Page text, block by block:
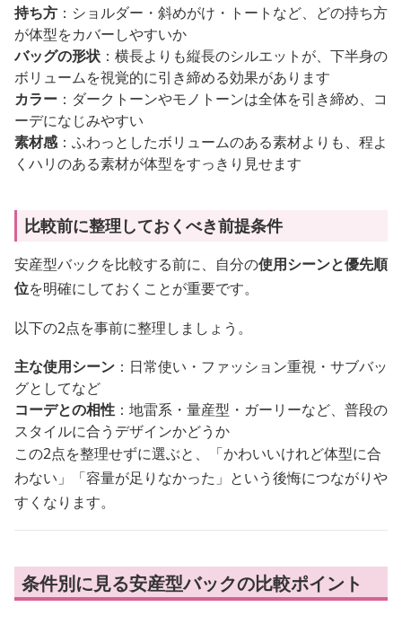
持ち方 ：ショルダー・斜めがけ・トートなど、どの持ち方
が体型をカバーしやすいか
バッグの形状 ：横長よりも縦長のシルエットが、下半身の
ボリュームを視覚的に引き締める効果があります
カラー ：ダークトーンやモノトーンは全体を引き締め、コ
ーデになじみやすい
素材感：ふわっとしたボリュームのある素材よりも、程よ
くハリのある素材が体型をすっきり見せます
比較前に整理しておくべき前提条件
安産型バックを比較する前に、自分の使用シーンと優先順
位を明確にしておくことが重要です。
以下の2点を事前に整理しましょう。
主な使用シーン ：日常使い・ファッション重視・サブバッ
グとしてなど
コーデとの相性 ：地雷系・量産型・ガーリーなど、普段の
スタイルに合うデザインかどうか
この2点を整理せずに選ぶと、「かわいいけれど体型に合
わない」「容量が足りなかった」という後悔につながりや
すくなります。
条件別に見る安産型バックの比較ポイント